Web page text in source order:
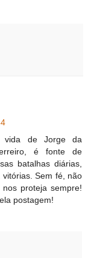
vida de Jorge da
é fonte de
batalhas diárias,
Sem fé, não
proteja sempre!
postagem!